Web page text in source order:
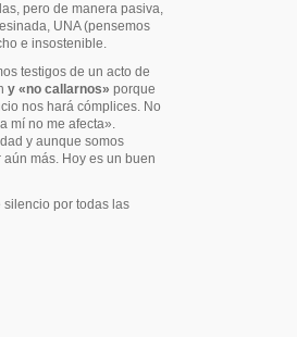
pero de manera pasiva,
UNA (pensemos
e insostenible.
testigos de un acto de
y «no callarnos» porque
nos hará cómplices. No
mí no me afecta».
y aunque somos
más. Hoy es un buen
silencio por todas las